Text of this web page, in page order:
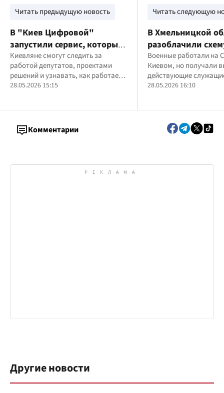
Читать предыдущую новость
В "Киев Цифровой"
запустили сервис, который
покажет все о вашем
депутате
Киевляне смогут следить за
работой депутатов, проектами
решений и узнавать, как работает
городской совет
28.05.2026 15:15
Читать следующую
В Хмельницкой
разоблачили
фиктивной
военные получали
зарплаты,
Военные работали на
Киевом, но получали
действующие
28.05.2026 16:10
Комментарии
Другие новости